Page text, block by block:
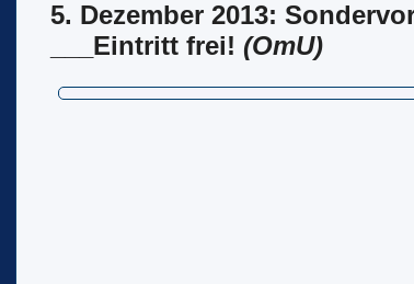
5. Dezember 2013:
___Eintritt frei! (OmU)